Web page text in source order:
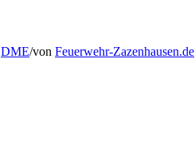
DME/von Feuerwehr-Zazenhausen.de